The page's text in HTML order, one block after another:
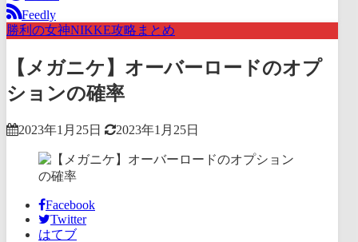
Feedly
勝利の女神NIKKE攻略まとめ
【メガニケ】オーバーロードのオプ
ションの確率
2023年1月25日 2023年1月25日
Facebook
Twitter
はてブ